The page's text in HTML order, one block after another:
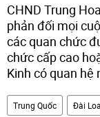
CHND Trung
phản đối mọi
các quan chức
chức cấp cao
Kinh có quan hệ
Trung Quốc Đài